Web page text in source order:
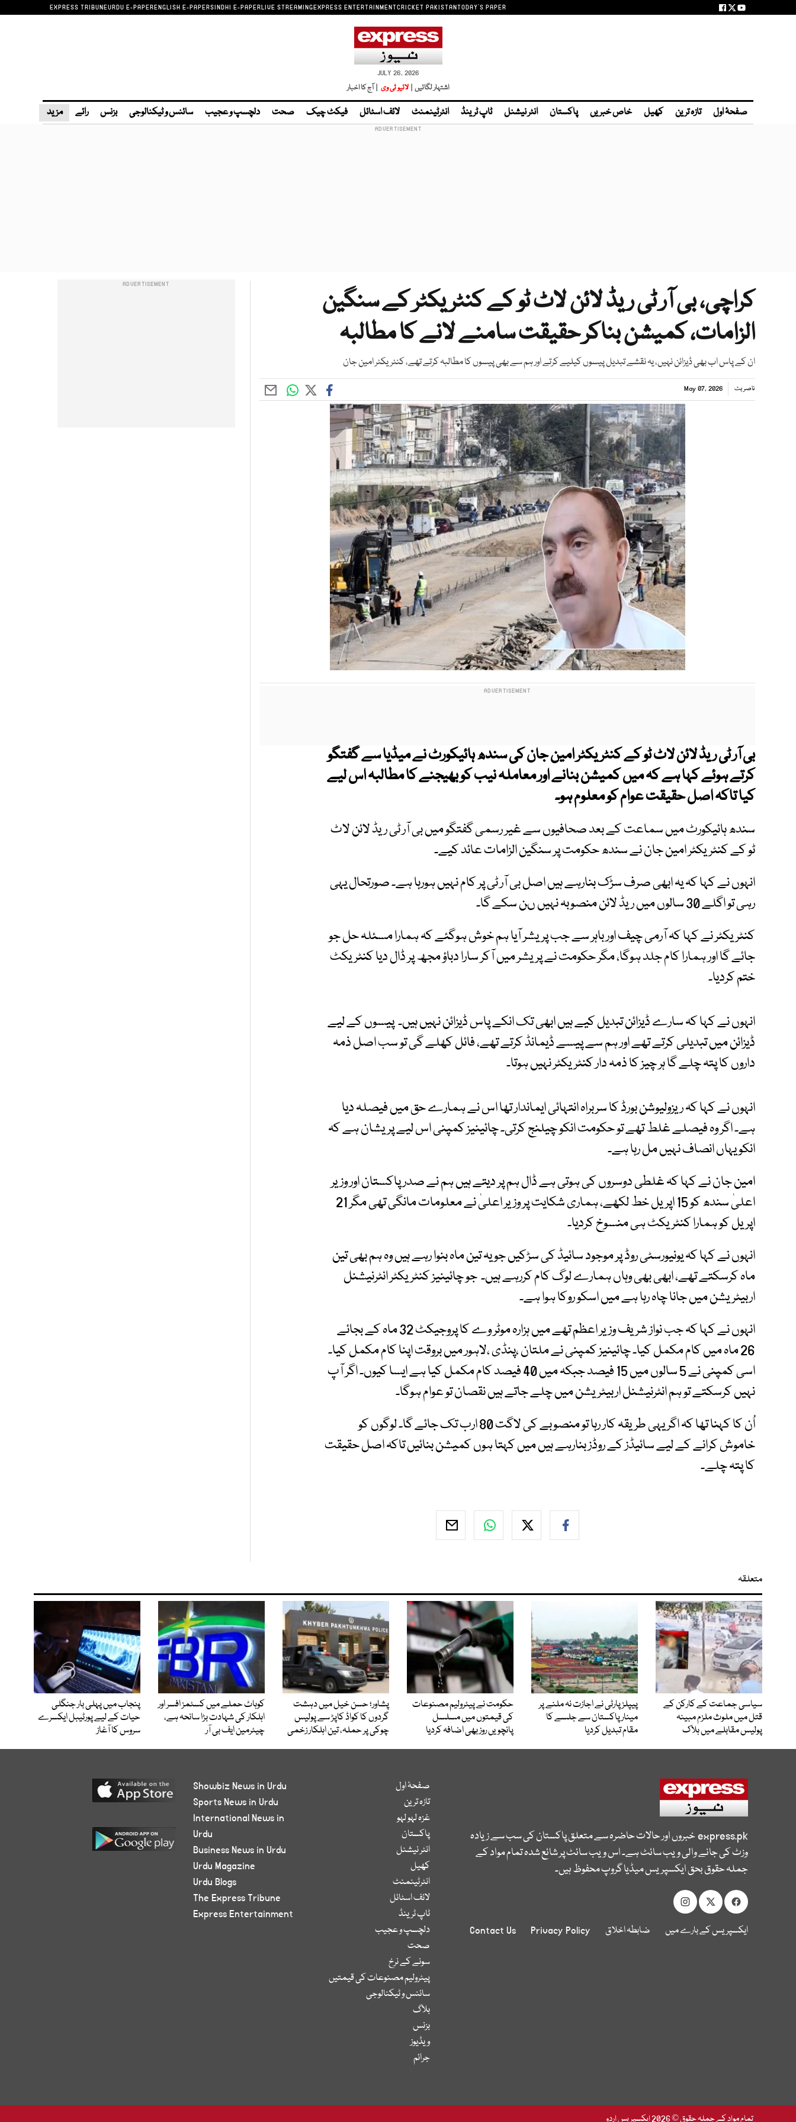
EXPRESS TRIBUNEURDU E-PAPERENGLISH E-PAPERSINDHI E-PAPERLIVE STREAMINGEXPRESS ENTERTAINMENTCRICKET PAKISTANTODAY'S PAPER
JULY 26, 2026
اشتہار لگائیں | لائیو ٹی وی | آج کا اخبار
صفحۂ اول تازہ ترین کھیل خاص خبریں پاکستان انٹر نیشنل ٹاپ ٹرینڈ انٹرٹینمنٹ لائف اسٹائل فیکٹ چیک صحت دلچسپ و عجیب سائنس و ٹیکنالوجی بزنس رائے مزید
کراچی، بی آر ٹی ریڈ لائن لاٹ ٹو کے کنٹریکٹر کے سنگین
الزامات، کمیشن بناکر حقیقت سامنے لانے کا مطالبہ
ان کے پاس اب بھی ڈیزائن نہیں، یہ نقشے تبدیل پیسوں کیلیے کرتے اور ہم سے بھی پیسوں کا مطالبہ کرتے تھے، کنٹریکٹر امین جان
ناصر بٹ May 07, 2026
بی آر ٹی ریڈ لائن لاٹ ٹو کے کنٹریکٹر امین جان کی سندھ ہائیکورٹ نے میڈیا سے گفتگو
کرتے ہوئے کہا ہے کہ میں کمیشن بنانے اور معاملہ نیب کو بھیجنے کا مطالبہ اس لیے
کیا تاکہ اصل حقیقت عوام کو معلوم ہو۔
سندھ ہائیکورٹ میں سماعت کے بعد صحافیوں سے غیر رسمی گفتگو میں بی آر ٹی ریڈ لائن لاٹ
ٹو کے کنٹریکٹر امین جان نے سندھ حکومت پر سنگین الزامات عائد کیے۔
انہوں نے کہا کہ یہ ابھی صرف سڑک بنارہے ہیں اصل بی آر ٹی پر کام نہیں ہورہا ہے۔ صورتحال یہی
رہی تو اگلے 30 سالوں میں ریڈ لائن منصوبہ نہیں ںن سکے گا۔
کنٹریکٹر نے کہا کہ آرمی چیف اور باہر سے جب پریشر آیا ہم خوش ہوگئے کہ ہمارا مسئلہ حل جو
جائے گا اور ہمارا کام جلد ہوگا، مگر حکومت نے پریشر میں آکر سارا دباؤ مجھ پر ڈال دیا کنٹریکٹ
ختم کردیا۔
انہوں نے کہا کہ سارے ڈیزائن تبدیل کیے ہیں ابھی تک انکے پاس ڈیزائن نہیں ہیں۔ پیسوں کے لیے
ڈیزائن میں تبدیلی کرتے تھے اور ہم سے پیسے ڈیمانڈ کرتے تھے، فائل کھلے گی تو سب اصل ذمہ
داروں کا پتہ چلے گا ہر چیز کا ذمہ دار کنٹریکٹر نہیں ہوتا۔
انہوں نے کہا کہ ریزولیوشن بورڈ کا سربراہ انتہائی ایماندار تھا اس نے ہمارے حق میں فیصلہ دیا
ہے۔ اگر وہ فیصلے غلط تھے تو حکومت انکو چیلنج کرتی۔ چائینیز کمپنی اس لیے پریشان ہے کہ
انکو یہاں انصاف نہیں مل رہا ہے۔
امین جان نے کہا کہ غلطی دوسروں کی ہوتی ہے ڈال ہم پر دیتے ہیں ہم نے صدر پاکستان اور وزیر
اعلیٰ سندھ کو 15 اپریل خط لکھے، ہماری شکایت پر وزیر اعلیٰ نے معلومات مانگی تھی مگر 21
اپریل کو ہمارا کنٹریکٹ ہی منسوخ کردیا۔
انہوں نے کہا کہ یونیورسٹی روڈ پر موجود سائیڈ کی سڑکیں جو یہ تین ماہ بنوا رہے ہیں وہ ہم بھی تین
ماہ کرسکتے تھے، ابھی بھی وہاں ہمارے لوگ کام کررہے ہیں۔ جو چائینیز کنٹریکٹر انٹرنیشنل
اربیٹریشن میں جانا چاہ رہا ہے میں اسکو روکا ہوا ہے۔
انہوں نے کہا کہ جب نواز شریف وزیر اعظم تھے میں ہزارہ موٹر وے کا پروجیکٹ 32 ماہ کے بجائے
26 ماہ میں کام مکمل کیا۔ چائینیز کمپنی نے ملتان ،پنڈی ،لاہور میں بروقت اپنا کام مکمل کیا۔
اسی کمپنی نے 5 سالوں میں 15 فیصد جبکہ میں 40 فیصد کام مکمل کیا ہے ایسا کیوں۔ اگر آپ
نہیں کرسکتے تو ہم انٹرنیشنل اربیٹریشن میں چلے جاتے ہیں نقصان تو عوام ہوگا۔
اُن کا کہنا تھا کہ اگر یہی طریقہ کار رہا تو منصوبے کی لاگت 80 ارب تک جائے گا۔ لوگوں کو
خاموش کرانے کے لیے سائیڈز کے روڈز بنارہے ہیں میں کہتا ہوں کمیشن بنائیں تاکہ اصل حقیقت
کا پتہ چلے۔
متعلقہ
سیاسی جماعت کے کارکن کے
قتل میں ملوث ملزم مبینہ
پولیس مقابلے میں ہلاک
پیپلزپارٹی نے اجازت نہ ملنے پر
مینار پاکستان سے جلسے کا
مقام تبدیل کردیا
حکومت نے پیٹرولیم مصنوعات
کی قیمتوں میں مسلسل
پانچویں روز بھی اضافہ کردیا
پشاور؛ حسن خیل میں دہشت
گردوں کا کواڈ کاپڑ سے پولیس
چوکی پر حملہ، تین اہلکار زخمی
کوہاٹ حملے میں کسٹمز افسر اور
اہلکار کی شہادت بڑا سانحہ ہے،
چیئرمین ایف بی آر
پنجاب میں پہلی بار جنگلی
حیات کے لیے پورٹیبل ایکسرے
سروس کا آغاز
express.pkخبروں اور حالات حاضرہ سے متعلق پاکستان کی سب سے زیادہ
وزٹ کی جانے والی ویب سائٹ ہے۔ اس ویب سائٹ پر شائع شدہ تمام مواد کے
جملہ حقوق بحق ایکسپریس میڈیا گروپ محفوظ ہیں۔
ایکسپریس کے بارے میں ضابطہ اخلاق Privacy Policy
Contact Us
صفحۂ اول
تازہ ترین
غزہ لہو لہو
پاکستان
انٹر نیشنل
کھیل
انٹرٹینمنٹ
لائف اسٹائل
ٹاپ ٹرینڈ
دلچسپ و عجیب
صحت
سونے کے نرخ
پیٹرولیم مصنوعات کی قیمتیں
سائنس و ٹیکنالوجی
بلاگ
بزنس
ویڈیوز
جرائم
Showbiz News in Urdu
Sports News in Urdu
International News in
Urdu
Business News in Urdu
Urdu Magazine
Urdu Blogs
The Express Tribune
Express Entertainment
تمام مواد کے جملہ حقوق © 2026 ایکسپریس اردو